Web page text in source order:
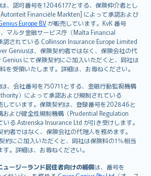
、認可番号を12046177とする、保険仲介者とし
Financiële Markten] によって承認および
Europe B.V が販売しています。KvK 番号
マルタ金融サービス庁（Malta Financial
認されている Collinson Insurance Europe Limited
Geniusは、保険契約者ではなく、保険会社の代
にて保険契約にご加入いただくと、同社は
を受領いたします。詳細は、お尋ねください。
、会社番号を750711とする、金融行動監視機構
）によって承認および規制されている
しています。保険契約は、登録番号を202846と
および健全性規制機構（Prudential Regulation
る Astrenska Insurance Ltd が引き受けします。
者ではなく、保険会社の代理人を務めます。
約にご加入いただくと、同社は保険料の1％相当
。詳細は、お尋ねください。
ュージーランド居住者向けの補償は、番号を